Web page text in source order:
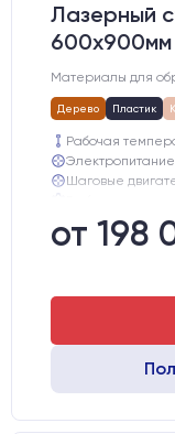
Лазерный
Материалы для
Дерево Пластик
Рабочая
Шаговые
Направляющие
Направляющие
от 198